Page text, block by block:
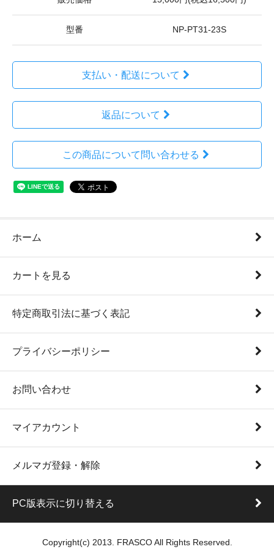
型番 NP-PT31-23S
支払い・配送について
返品について
この商品について問い合わせる
ホーム
カートを見る
特定商取引法に基づく表記
プライバシーポリシー
お問い合わせ
マイアカウント
メルマガ登録・解除
PC版表示に切り替える
Copyright(c) 2013. FRASCO All Rights Reserved.